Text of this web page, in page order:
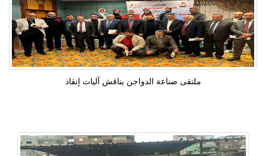
ملتقى صناعة الدواجن يناقش آليات إنقاذ